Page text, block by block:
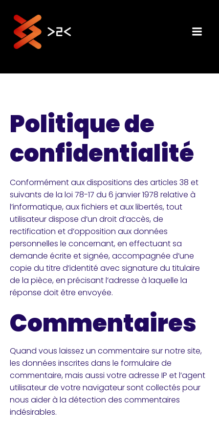
contenu
Politique de
confidentialité
Conformément aux dispositions des articles 38 et
suivants de la loi 78-17 du 6 janvier 1978 relative à
l’informatique, aux fichiers et aux libertés, tout
utilisateur dispose d’un droit d’accès, de
rectification et d’opposition aux données
personnelles le concernant, en effectuant sa
demande écrite et signée, accompagnée d’une
copie du titre d’identité avec signature du titulaire
de la pièce, en précisant l’adresse à laquelle la
réponse doit être envoyée.
Commentaires
Quand vous laissez un commentaire sur notre site,
les données inscrites dans le formulaire de
commentaire, mais aussi votre adresse IP et l’agent
utilisateur de votre navigateur sont collectés pour
nous aider à la détection des commentaires
indésirables.